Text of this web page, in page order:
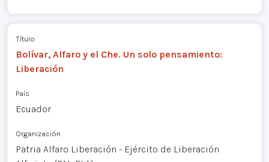
Título
Bolívar, Alfaro y el Che. Un solo pensamiento:
Liberación
País
Ecuador
Organización
Patria Alfaro Liberación - Ejército de Liberación